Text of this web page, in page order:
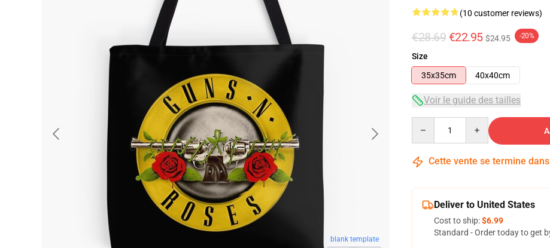
blank template
(10 customer reviews)
€28.69 €22.95 $24.95 -20%
Size
35x35cm
40x40cm
Voir le guide des tailles
Cette vente se termine dans
Deliver to United States
Cost to ship:$6.99
Standard - Order today to get